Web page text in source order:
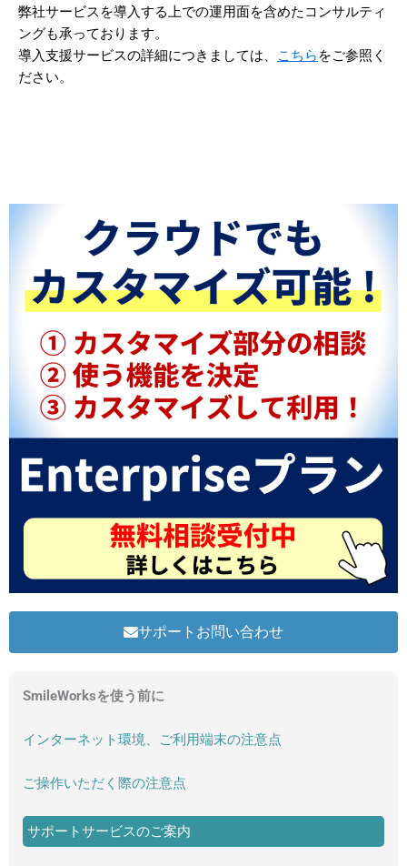
弊社サービスを導入する上での運用面を含めたコンサルティ
ングも承っております。
導入支援サービスの詳細につきましては、
こちら をご参照く
ださい。
サポートお問い合わせ
SmileWorksを使う前に
インターネット環境、ご利用端末の注意点
ご操作いただく際の注意点
サポートサービスのご案内